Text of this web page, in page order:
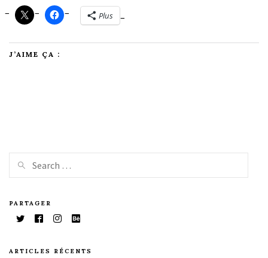
Plus
J’AIME ÇA :
PARTAGER
ARTICLES RÉCENTS